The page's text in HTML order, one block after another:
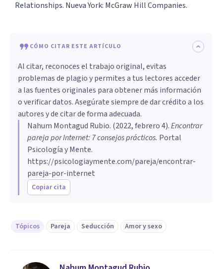
Relationships. Nueva York: McGraw Hill Companies.
CÓMO CITAR ESTE ARTÍCULO
Al citar, reconoces el trabajo original, evitas
problemas de plagio y permites a tus lectores acceder
a las fuentes originales para obtener más información
o verificar datos. Asegúrate siempre de dar crédito a los
autores y de citar de forma adecuada.
Nahum Montagud Rubio. (2022, febrero 4).Encontrar
pareja por Internet: 7 consejos prácticos. Portal
Psicología y Mente.
https://psicologiaymente.com/pareja/encontrar-
pareja-por-internet
Copiar cita
Tópicos Pareja Seducción Amor y sexo